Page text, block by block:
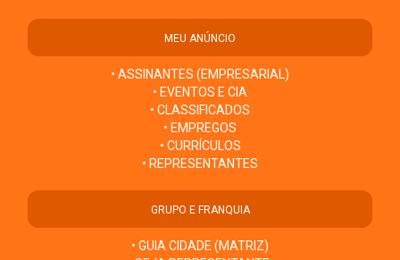
MEU ANÚNCIO
• ASSINANTES (EMPRESARIAL)
• EVENTOS E CIA
• CLASSIFICADOS
• EMPREGOS
• CURRÍCULOS
• REPRESENTANTES
GRUPO E FRANQUIA
• GUIA CIDADE (MATRIZ)